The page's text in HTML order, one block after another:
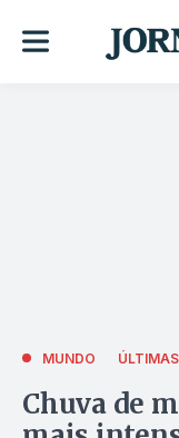
MUNDO
Chuva de